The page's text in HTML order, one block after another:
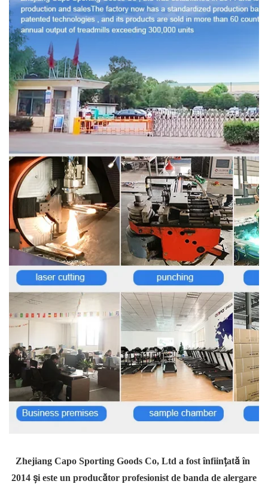
Zhejiang Capo Sporting Goods Co, Ltd a fost înființată în
2014 și este un producător profesionist de banda de alergare